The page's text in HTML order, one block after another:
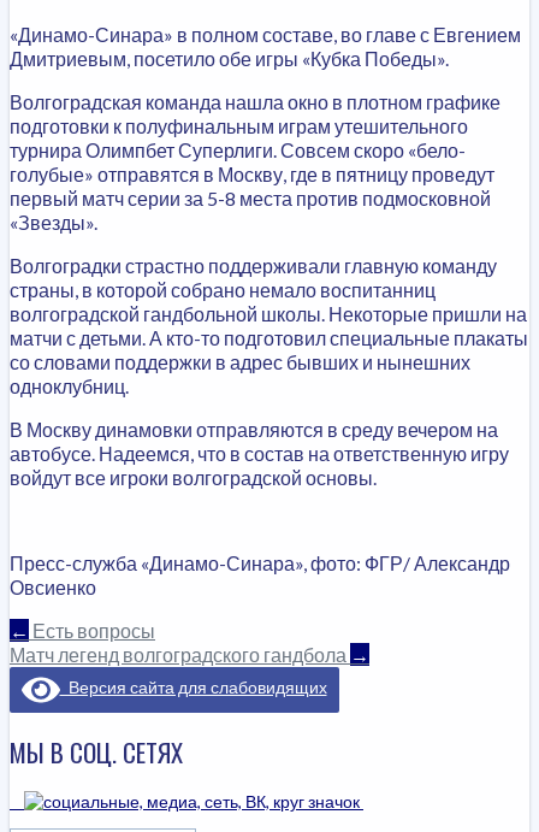
«Динамо-Синара» в полном составе, во главе с Евгением
Дмитриевым, посетило обе игры «Кубка Победы».
Волгоградская команда нашла окно в плотном графике
подготовки к полуфинальным играм утешительного
турнира Олимпбет Суперлиги. Совсем скоро «бело-
голубые» отправятся в Москву, где в пятницу проведут
первый матч серии за 5-8 места против подмосковной
«Звезды».
Волгоградки страстно поддерживали главную команду
страны, в которой собрано немало воспитанниц
волгоградской гандбольной школы. Некоторые пришли на
матчи с детьми. А кто-то подготовил специальные плакаты
со словами поддержки в адрес бывших и нынешних
одноклубниц.
В Москву динамовки отправляются в среду вечером на
автобусе. Надеемся, что в состав на ответственную игру
войдут все игроки волгоградской основы.
Пресс-служба «Динамо-Синара», фото: ФГР/ Александр
Овсиенко
НАВИГАЦИЯ
ПО
ЗАПИСЯМ
← Есть вопросы
Матч легенд волгоградского гандбола →
Версия сайта для слабовидящих
МЫ В СОЦ. СЕТЯХ